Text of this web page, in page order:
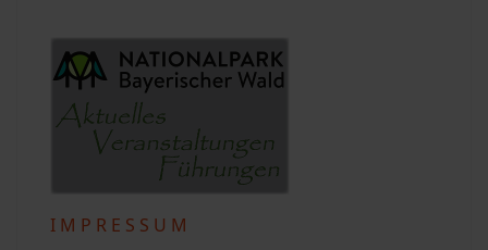
I M P R E S S U M